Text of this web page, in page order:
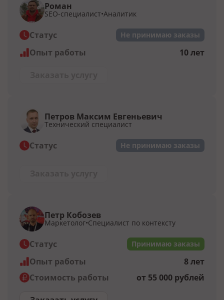
Роман
SEO-специалист Аналитик
Статус Не принимаю заказы
Опыт работы 10 лет
Петров Максим Евгеньевич
Технический специалист
Статус Не принимаю заказы
Петр Кобозев
Маркетолог Специалист по контексту
Статус Принимаю заказы
Опыт работы
8 лет
Стоимость работы
от 55 000 рублей